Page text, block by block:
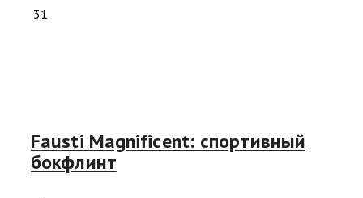
31
Fausti Magnificent: спортивный
бокфлинт